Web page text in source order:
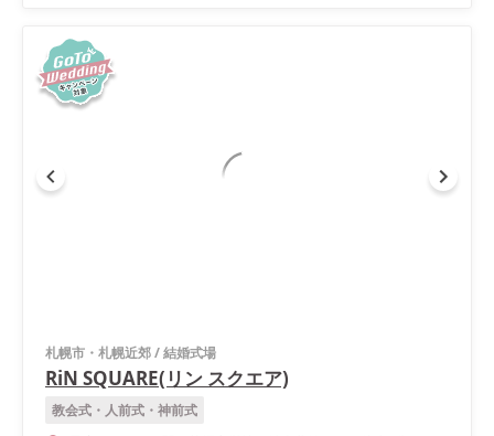
札幌市・札幌近郊/結婚式場
RiN SQUARE(リン スクエア)
教会式・人前式・神前式